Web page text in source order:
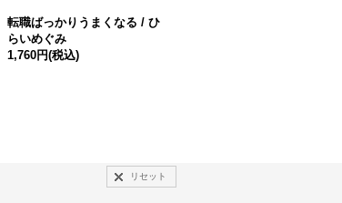
転職ばっかりうまくなる / ひ
らいめぐみ
1,760円(税込)
リセット